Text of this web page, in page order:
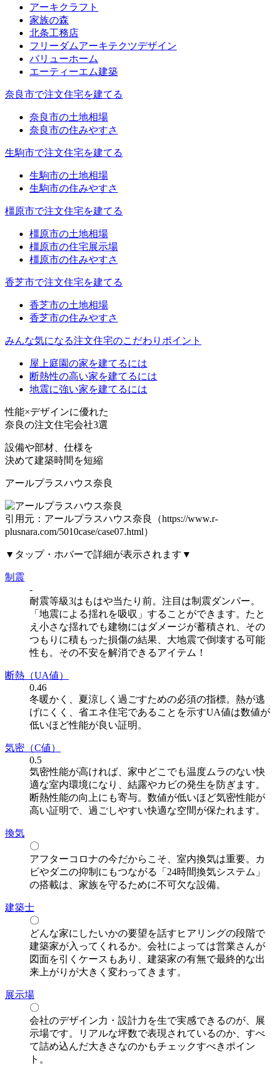
アーキクラフト
家族の森
北条工務店
フリーダムアーキテクツデザイン
バリューホーム
エーティーエム建築
奈良市で注文住宅を建てる
奈良市の土地相場
奈良市の住みやすさ
生駒市で注文住宅を建てる
生駒市の土地相場
生駒市の住みやすさ
橿原市で注文住宅を建てる
橿原市の土地相場
橿原市の住宅展示場
橿原市の住みやすさ
香芝市で注文住宅を建てる
香芝市の土地相場
香芝市の住みやすさ
みんな気になる注文住宅のこだわりポイント
屋上庭園の家を建てるには
断熱性の高い家を建てるには
地震に強い家を建てるには
性能×デザインに優れた
奈良の注文住宅会社3選
設備や部材、仕様を
決めて建築時間を短縮
アールプラスハウス奈良
引用元：アールプラスハウス奈良（https://www.r-
plusnara.com/5010case/case07.html）
▼タップ・ホバーで詳細が表示されます▼
制震
-
耐震等級3はもはや当たり前。注目は制震ダンパー。
「地震による揺れを吸収」することができます。たと
え小さな揺れでも建物にはダメージが蓄積され、その
つもりに積もった損傷の結果、大地震で倒壊する可能
性も。その不安を解消できるアイテム！
断熱 （UA値）
0.46
冬暖かく、夏涼しく過ごすための必須の指標。熱が逃
げにくく、省エネ住宅であることを示すUA値は数値が
低いほど性能が良い証明。
気密 （C値）
0.5
気密性能が高ければ、家中どこでも温度ムラのない快
適な室内環境になり、結露やカビの発生を防ぎます。
断熱性能の向上にも寄与。数値が低いほど気密性能が
高い証明で、過ごしやすい快適な空間が保たれます。
換気
〇
アフターコロナの今だからこそ、室内換気は重要。カ
ビやダニの抑制にもつながる「24時間換気システム」
の搭載は、家族を守るために不可欠な設備。
建築士
〇
どんな家にしたいかの要望を話すヒアリングの段階で
建築家が入ってくれるか。会社によっては営業さんが
図面を引くケースもあり、建築家の有無で最終的な出
来上がりが大きく変わってきます。
展示場
〇
会社のデザイン力・設計力を生で実感できるのが、展
示場です。リアルな坪数で表現されているのか、すべ
て詰め込んだ大きさなのかもチェックすべきポイン
ト。